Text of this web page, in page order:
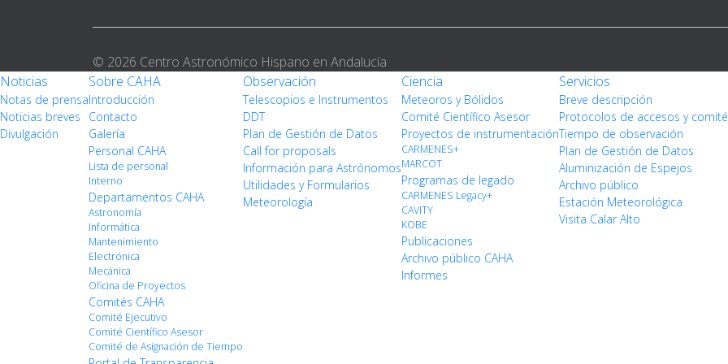
© 2026 Centro Astronómico Hispano en Andalucía
Noticias
Notas de prensa
Noticias breves
Divulgación
Sobre CAHA
Introducción
Contacto
Galería
Personal CAHA
Lista de personal
Interno
Departamentos CAHA
Astronomía
Informática
Mantenimiento
Electrónica
Mecánica
Oficina de Proyectos
Comités CAHA
Comité Ejecutivo
Comité Científico Asesor
Comité de Asignación de Tiempo
Observación
Telescopios e Instrumentos
DDT
Plan de Gestión de Datos
Call for proposals
Información para Astrónomos
Utilidades y Formularios
Meteorología
Ciencia
Meteoros y Bólidos
Comité Científico Asesor
Proyectos de instrumentación
CARMENES+
MARCOT
Programas de legado
CARMENES Legacy+
CAVITY
KOBE
Publicaciones
Archivo público CAHA
Informes
Servicios
Breve descripción
Protocolos de accesos y
Tiempo de observación
Plan de Gestión de Datos
Aluminización de Espejos
Archivo público
Estación Meteorológica
Visita Calar Alto